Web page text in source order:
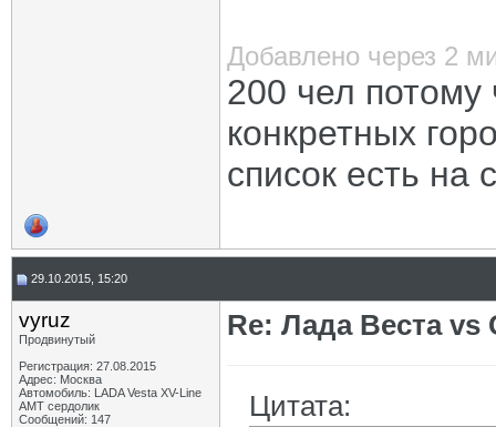
Добавлено через 2
200 чел потому
конкретных
список есть на
29.10.2015, 15:20
vyruz
Продвинутый
Регистрация: 27.08.2015
Адрес: Москва
Автомобиль: LADA Vesta XV-Line
AMT сердолик
Сообщений: 147
Re: Лада Веста vs
Цитата: